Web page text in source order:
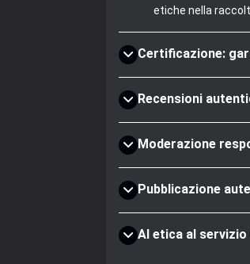
etiche nella
Certificazione:
Recensioni
Moderazione
Pubblicazione
AI etica al